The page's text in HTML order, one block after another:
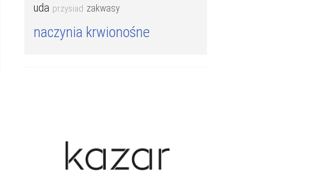
uda przysiad zakwasy
naczynia krwionośne